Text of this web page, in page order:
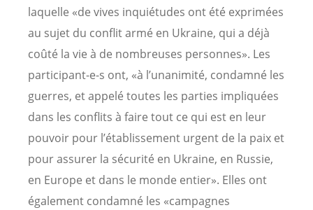
laquelle «de vives inquiétudes ont été exprimées
au sujet du conflit armé en Ukraine, qui a déjà
coûté la vie à de nombreuses personnes». Les
participant-e-s ont, «à l’unanimité, condamné les
guerres, et appelé toutes les parties impliquées
dans les conflits à faire tout ce qui est en leur
pouvoir pour l’établissement urgent de la paix et
pour assurer la sécurité en Ukraine, en Russie,
en Europe et dans le monde entier». Elles ont
également condamné les «campagnes